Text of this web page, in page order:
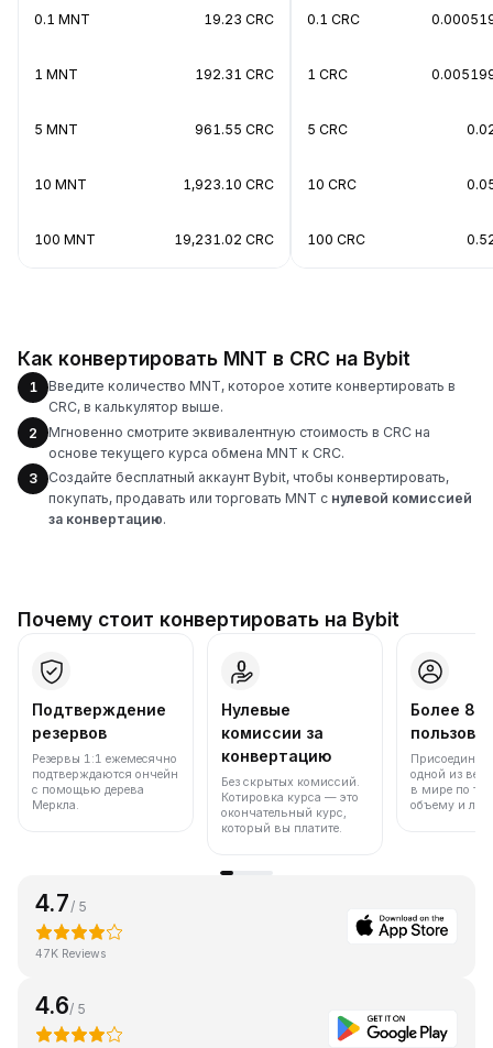
0.1 MNT 19.23 CRC
1 MNT 192.31 CRC
5 MNT 961.55 CRC
10 MNT 1,923.10 CRC
100 MNT 19,231.02 CRC
0.1 CRC
1 CRC
5 CRC
10 CRC
100 CRC
Как конвертировать MNT в CRC на Bybit
1
Введите количество MNT, которое хотите конвертировать в
CRC, в калькулятор выше.
2
Мгновенно смотрите эквивалентную стоимость в CRC на
основе текущего курса обмена MNT к CRC.
3
Создайте бесплатный аккаунт Bybit, чтобы конвертировать,
покупать, продавать или торговать MNT с нулевой комиссией
за конвертацию.
Почему стоит конвертировать на Bybit
Подтверждение
резервов
Резервы 1:1 ежемесячно
подтверждаются ончейн
с помощью дерева
Меркла.
Нулевые
комиссии за
конвертацию
Без скрытых комиссий.
Котировка курса — это
окончательный курс,
который вы платите.
Более 86
одной из
в мире по
объему и
4.7/ 5
47K Reviews
4.6/ 5